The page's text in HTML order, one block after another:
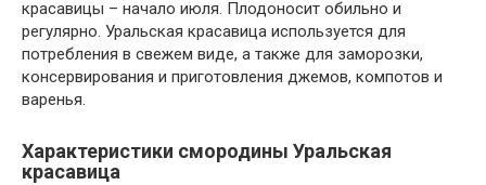
красавицы – начало июля. Плодоносит обильно и
регулярно. Уральская красавица используется для
потребления в свежем виде, а также для заморозки,
консервирования и приготовления джемов, компотов и
варенья.
Характеристики смородины Уральская
красавица